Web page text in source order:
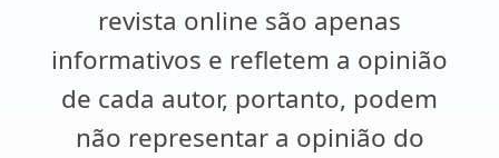
revista online são apenas
informativos e refletem a opinião
de cada autor, portanto, podem
não representar a opinião do